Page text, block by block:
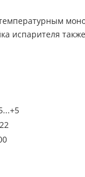
испарителя